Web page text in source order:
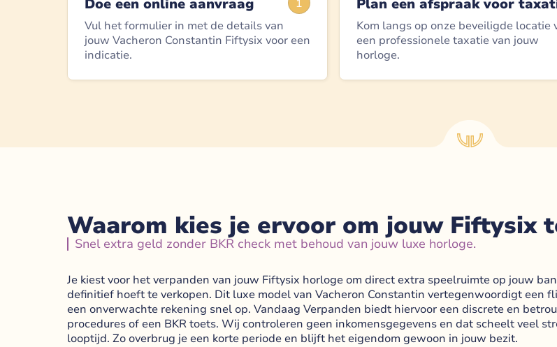
1
Doe een online aanvraag
Vul het formulier in met de details van
jouw Vacheron Constantin Fiftysix voor een
indicatie.
Plan een afspraak voor
Kom langs op onze beveiligde locatie
een professionele taxatie van jouw
horloge.
Waarom kies je ervoor om jouw Fiftysix
Snel extra geld zonder BKR check met behoud van jouw luxe horloge.
Je kiest voor het verpanden van jouw Fiftysix horloge om direct extra speelruimte op jouw
definitief hoeft te verkopen. Dit luxe model van Vacheron Constantin vertegenwoordigt een
een onverwachte rekening snel op. Vandaag Verpanden biedt hiervoor een discrete en
procedures of een BKR toets. Wij controleren geen inkomensgegevens en dat scheelt veel
looptijd. Zo overbrug je een korte periode en blijft het eigendom gewoon in jouw bezit.